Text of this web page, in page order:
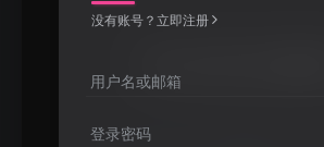
汽水音乐解析
没有账号？立即注册
用户名或邮箱
登录密码